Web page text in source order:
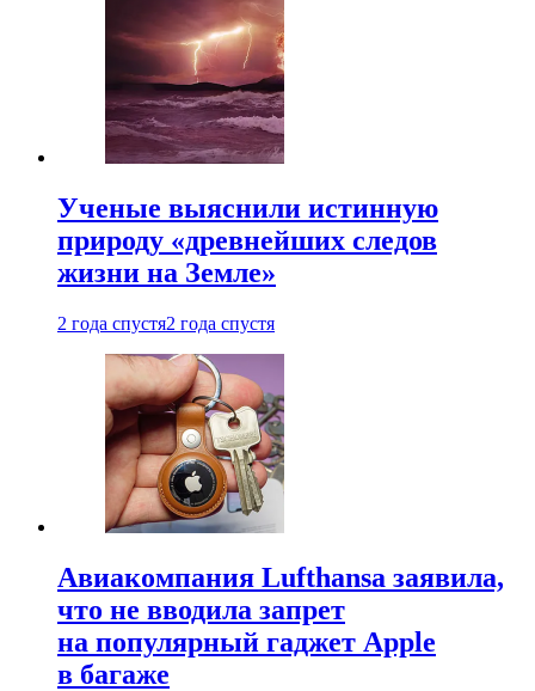
Ученые выяснили истинную
природу «древнейших следов
жизни на Земле»
2 года спустя2 года спустя
Авиакомпания Lufthansa заявила,
что не вводила запрет
на популярный гаджет Apple
в багаже